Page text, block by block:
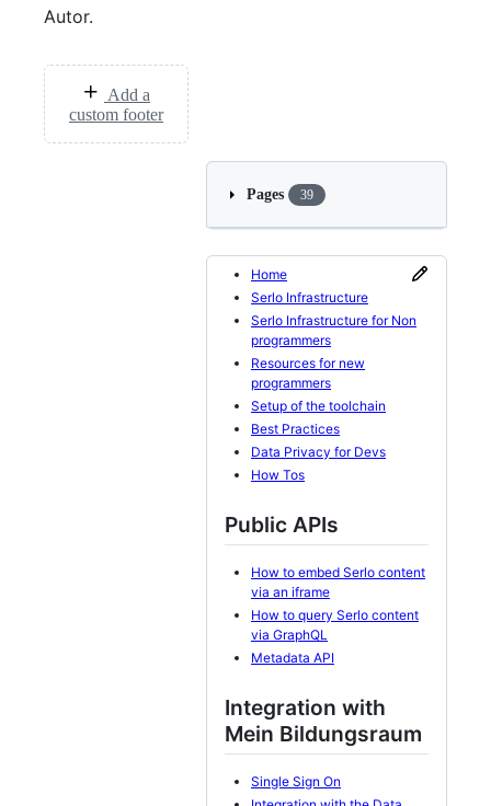
Autor.
Add a
custom footer
Pages 39
Home
Serlo Infrastructure
Serlo Infrastructure for Non
programmers
Resources for new
programmers
Setup of the toolchain
Best Practices
Data Privacy for Devs
How Tos
Public APIs
How to embed Serlo content
via an iframe
How to query Serlo content
via GraphQL
Metadata API
Integration with
Mein Bildungsraum
Single Sign On